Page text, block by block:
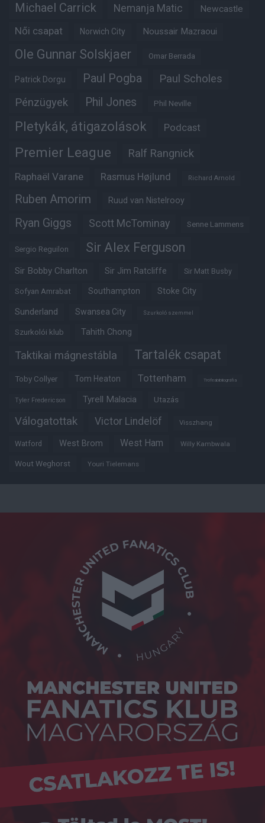
Michael Carrick Nemanja Matic Newcastle
Női csapat Norwich City Noussair Mazraoui
Ole Gunnar Solskjaer Omar Berrada
Patrick Dorgu Paul Pogba Paul Scholes
Pénzügyek Phil Jones Phil Neville
Pletykák, átigazolások Podcast
Premier League Ralf Rangnick
Raphaël Varane Rasmus Højlund Richard Arnold
Ruben Amorim Ruud van Nistelrooy
Ryan Giggs Scott McTominay Senne Lammens
Sergio Reguilon Sir Alex Ferguson
Sir Bobby Charlton Sir Jim Ratcliffe Sir Matt Busby
Sofyan Amrabat Southampton Stoke City
Sunderland Swansea City Szurkoló szemmel
Szurkolói klub Tahith Chong
Taktikai mágnestábla Tartalék csapat
Toby Collyer Tom Heaton Tottenham Trófeabibliográfia
Tyler Fredericson Tyrell Malacia Utazás
Válogatottak Victor Lindelöf Visszhang
Watford West Brom West Ham Willy Kambwala
Wout Weghorst Youri Tielemans